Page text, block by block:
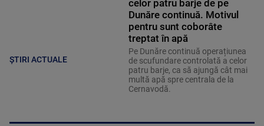
ȘTIRI ACTUALE
celor patru barje de pe
Dunăre continuă. Motivul
pentru sunt coborâte
treptat în apă
Pe Dunăre continuă operațiunea
de scufundare controlată a celor
patru barje, ca să ajungă cât mai
multă apă spre centrala de la
Cernavodă.